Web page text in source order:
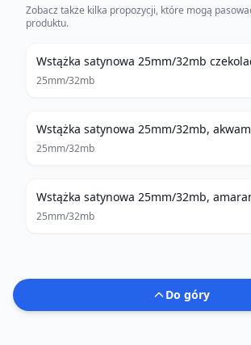
Zobacz także kilka propozycji, które mogą
produktu.
Wstążka satynowa 25mm/32mb
25mm/32mb
Wstążka satynowa 25mm/32mb,
25mm/32mb
Wstążka satynowa 25mm/32mb,
25mm/32mb
Do góry